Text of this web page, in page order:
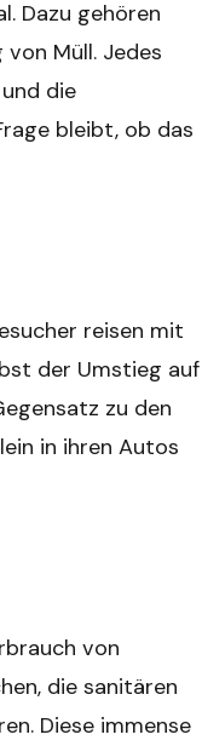
Dazu gehören
Müll. Jedes
die
bleibt, ob das
reisen mit
der Umstieg auf
zu den
in ihren Autos
von
die sanitären
Diese immense